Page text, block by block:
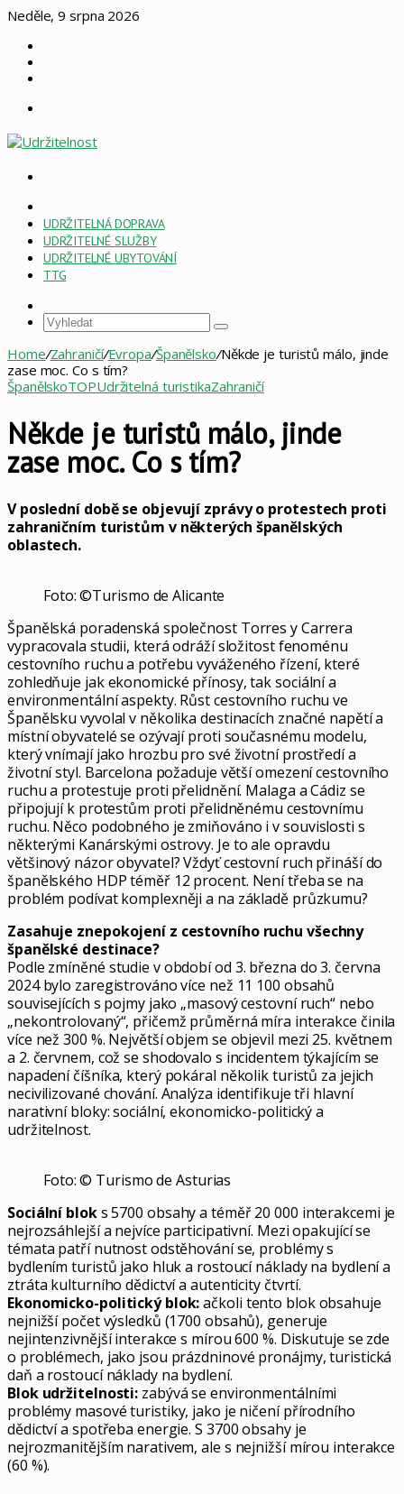
Neděle, 9 srpna 2026
PAGE
ESG
UDRŽITELNÁ DOPRAVA
UDRŽITELNÉ SLUŽBY
UDRŽITELNÉ UBYTOVÁNÍ
TTG
Vyhledat
Home/Zahraničí/Evropa/Španělsko/Někde je turistů málo, jinde
zase moc. Co s tím?
ŠpanělskoTOPUdržitelná turistikaZahraničí
Někde je turistů málo, jinde
zase moc. Co s tím?
V poslední době se objevují zprávy o protestech proti
zahraničním turistům v některých španělských
oblastech.
Foto: ©Turismo de Alicante
Španělská poradenská společnost Torres y Carrera
vypracovala studii, která odráží složitost fenoménu
cestovního ruchu a potřebu vyváženého řízení, které
zohledňuje jak ekonomické přínosy, tak sociální a
environmentální aspekty. Růst cestovního ruchu ve
Španělsku vyvolal v několika destinacích značné napětí a
místní obyvatelé se ozývají proti současnému modelu,
který vnímají jako hrozbu pro své životní prostředí a
životní styl. Barcelona požaduje větší omezení cestovního
ruchu a protestuje proti přelidnění. Malaga a Cádiz se
připojují k protestům proti přelidněnému cestovnímu
ruchu. Něco podobného je zmiňováno i v souvislosti s
některými Kanárskými ostrovy. Je to ale opravdu
většinový názor obyvatel? Vždyť cestovní ruch přináší do
španělského HDP téměř 12 procent. Není třeba se na
problém podívat komplexněji a na základě průzkumu?
Zasahuje znepokojení z cestovního ruchu všechny
španělské destinace?
Podle zmíněné studie v období od 3. března do 3. června
2024 bylo zaregistrováno více než 11 100 obsahů
souvisejících s pojmy jako „masový cestovní ruch“ nebo
„nekontrolovaný“, přičemž průměrná míra interakce činila
více než 300 %. Největší objem se objevil mezi 25. květnem
a 2. červnem, což se shodovalo s incidentem týkajícím se
napadení číšníka, který pokáral několik turistů za jejich
necivilizované chování. Analýza identifikuje tři hlavní
narativní bloky: sociální, ekonomicko-politický a
udržitelnost.
Foto: © Turismo de Asturias
Sociální bloks 5700 obsahy a téměř 20 000 interakcemi je
nejrozsáhlejší a nejvíce participativní. Mezi opakující se
témata patří nutnost odstěhování se, problémy s
bydlením turistů jako hluk a rostoucí náklady na bydlení a
ztráta kulturního dědictví a autenticity čtvrtí.
Ekonomicko-politický blok:ačkoli tento blok obsahuje
nejnižší počet výsledků (1700 obsahů), generuje
nejintenzivnější interakce s mírou 600 %. Diskutuje se zde
o problémech, jako jsou prázdninové pronájmy, turistická
daň a rostoucí náklady na bydlení.
Blok udržitelnosti: zabývá se environmentálními
problémy masové turistiky, jako je ničení přírodního
dědictví a spotřeba energie. S 3700 obsahy je
nejrozmanitějším narativem, ale s nejnižší mírou interakce
(60 %).